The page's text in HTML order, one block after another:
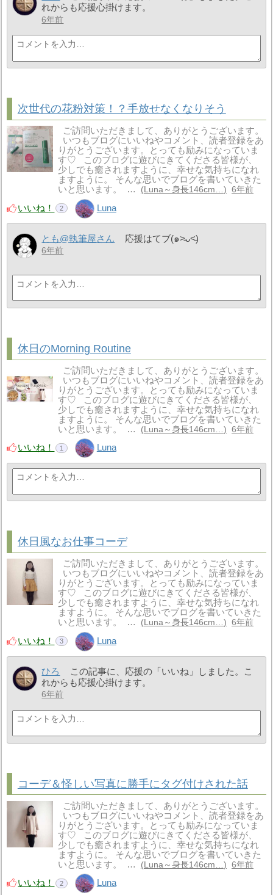
れからも応援心掛けます。
6年前
次世代の花粉対策！？手放せなくなりそう
ご訪問いただきまして、ありがとうございます。
いつもブログにいいねやコメント、読者登録をあ
りがとうございます。とっても励みになっていま
す♡ このブログに遊びにきてくださる皆様が、
少しでも癒されますように、幸せな気持ちになれ
ますように。 そんな思いでブログを書いていきた
いと思います。 …
Luna～身長146cm… 6年前
いいね！ 2 Luna
とも@執筆屋さん 応援はてブ(๑˃̵ᴗ˂̵)
6年前
休日のMorning Routine
ご訪問いただきまして、ありがとうございます。
いつもブログにいいねやコメント、読者登録をあ
りがとうございます。とっても励みになっていま
す♡ このブログに遊びにきてくださる皆様が、
少しでも癒されますように、幸せな気持ちになれ
ますように。 そんな思いでブログを書いていきた
いと思います。 …
Luna～身長146cm… 6年前
いいね！ 1 Luna
休日風なお仕事コーデ
ご訪問いただきまして、ありがとうございます。
いつもブログにいいねやコメント、読者登録をあ
りがとうございます。とっても励みになっていま
す♡ このブログに遊びにきてくださる皆様が、
少しでも癒されますように、幸せな気持ちになれ
ますように。 そんな思いでブログを書いていきた
いと思います。 …
Luna～身長146cm… 6年前
いいね！ 3 Luna
ひろ
この記事に、応援の「いいね」しました。こ
れからも応援心掛けます。
6年前
コーデ＆怪しい写真に勝手にタグ付けされた話
ご訪問いただきまして、ありがとうございます。
いつもブログにいいねやコメント、読者登録をあ
りがとうございます。とっても励みになっていま
す♡ このブログに遊びにきてくださる皆様が、
少しでも癒されますように、幸せな気持ちになれ
ますように。 そんな思いでブログを書いていきた
いと思います。 …
Luna～身長146cm… 6年前
いいね！ 2 Luna